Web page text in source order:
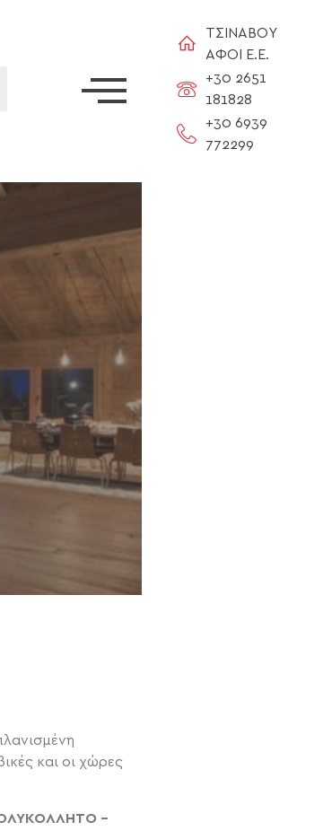
ΤΣΙΝΑΒΟΥ
ΑΦΟΙ Ε.Ε.
+30 2651
181828
+30 6939
772299
και οι χώρες
–